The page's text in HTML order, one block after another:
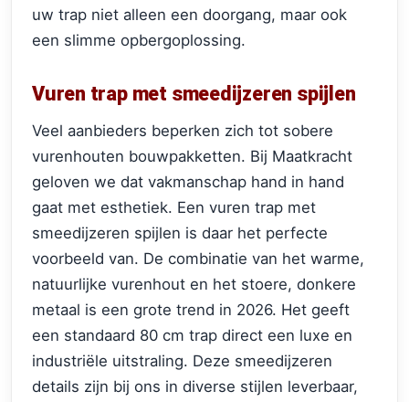
uw trap niet alleen een doorgang, maar ook
een slimme opbergoplossing.
Vuren trap met smeedijzeren spijlen
Veel aanbieders beperken zich tot sobere
vurenhouten bouwpakketten. Bij Maatkracht
geloven we dat vakmanschap hand in hand
gaat met esthetiek. Een vuren trap met
smeedijzeren spijlen is daar het perfecte
voorbeeld van. De combinatie van het warme,
natuurlijke vurenhout en het stoere, donkere
metaal is een grote trend in 2026. Het geeft
een standaard 80 cm trap direct een luxe en
industriële uitstraling. Deze smeedijzeren
details zijn bij ons in diverse stijlen leverbaar,